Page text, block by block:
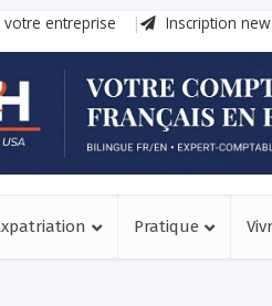
votre entreprise Inscription
Pratique